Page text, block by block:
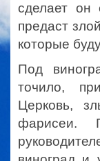
сделает он
предаст
которые
Под
точило,
Церковь,
фарисеи.